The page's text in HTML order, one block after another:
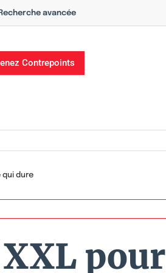
avancée
Contrepoints
qui dure
pour